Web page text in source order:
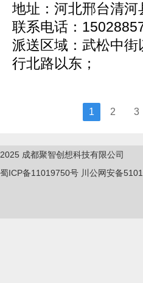
地址：河北邢台清
联系电话：
派送区域：武松中
行北路以东；
1 2 3
2025 成都聚智创想科技有限公司
蜀ICP备11019750号 川公网安备